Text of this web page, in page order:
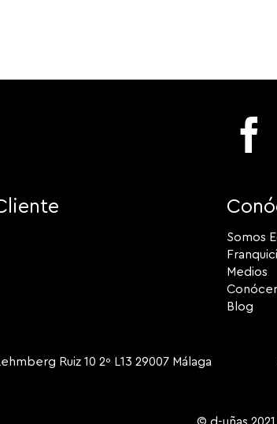
Somos
Medios
Blog
Ruiz 10 2º L13 29007 Málaga
© d-uñas